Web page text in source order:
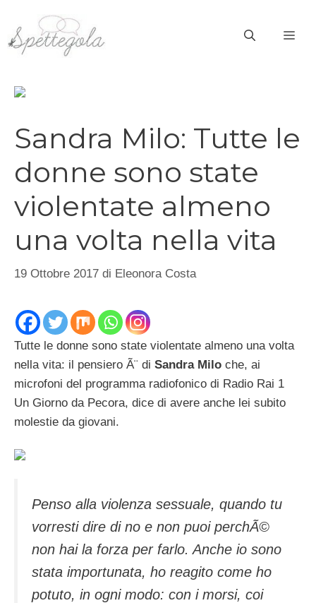
contenuto
Sandra Milo: Tutte le
donne sono state
violentate almeno
una volta nella vita
19 Ottobre 2017 di Eleonora Costa
Tutte le donne sono state violentate almeno una volta
nella vita: il pensiero Ã¨ di Sandra Milo che, ai
microfoni del programma radiofonico di Radio Rai 1
Un Giorno da Pecora, dice di avere anche lei subito
molestie da giovani.
Penso alla violenza sessuale, quando tu
vorresti dire di no e non puoi perchÃ©
non hai la forza per farlo. Anche io sono
stata importunata, ho reagito come ho
potuto, in ogni modo: con i morsi, coi